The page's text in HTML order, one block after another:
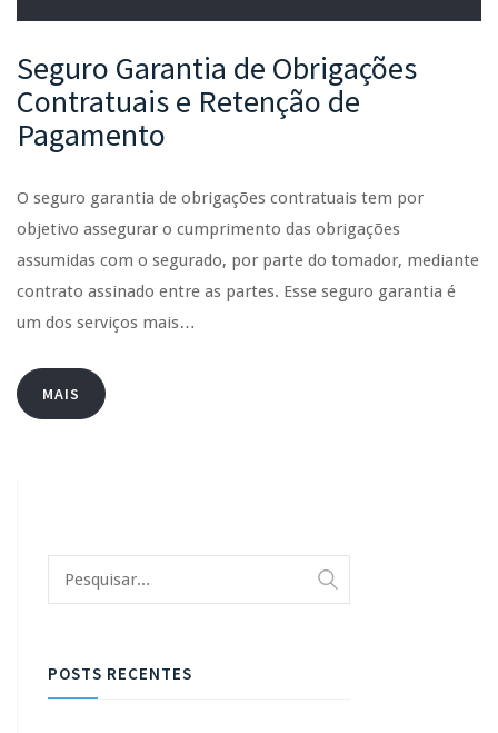
Seguro Garantia de Obrigações
Contratuais e Retenção de
Pagamento
O seguro garantia de obrigações contratuais tem por
objetivo assegurar o cumprimento das obrigações
assumidas com o segurado, por parte do tomador, mediante
contrato assinado entre as partes. Esse seguro garantia é
um dos serviços mais…
MAIS
POSTS RECENTES